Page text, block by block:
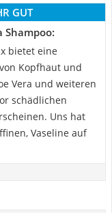
GUT
Shampoo:
bietet eine
Kopfhaut und
Vera und weiteren
schädlichen
Uns hat
Vaseline auf